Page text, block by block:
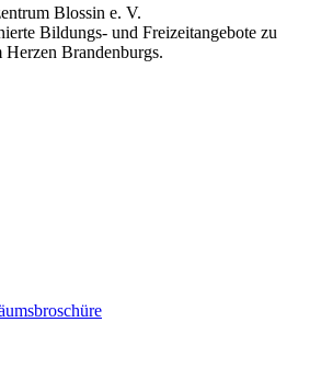
Blossin e. V.
Bildungs- und Freizeitangebote zu
Brandenburgs.